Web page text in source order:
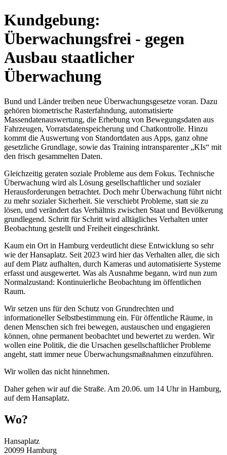
Kundgebung:
Überwachungsfrei - gegen
Ausbau staatlicher
Überwachung
Bund und Länder treiben neue Überwachungsgesetze voran. Dazu
gehören biometrische Rasterfahndung, automatisierte
Massendatenauswertung, die Erhebung von Bewegungsdaten aus
Fahrzeugen, Vorratsdatenspeicherung und Chatkontrolle. Hinzu
kommt die Auswertung von Standortdaten aus Apps, ganz ohne
gesetzliche Grundlage, sowie das Training intransparenter „KIs“ mit
den frisch gesammelten Daten.
Gleichzeitig geraten soziale Probleme aus dem Fokus. Technische
Überwachung wird als Lösung gesellschaftlicher und sozialer
Herausforderungen betrachtet. Doch mehr Überwachung führt nicht
zu mehr sozialer Sicherheit. Sie verschiebt Probleme, statt sie zu
lösen, und verändert das Verhältnis zwischen Staat und Bevölkerung
grundlegend. Schritt für Schritt wird alltägliches Verhalten unter
Beobachtung gestellt und Freiheit eingeschränkt.
Kaum ein Ort in Hamburg verdeutlicht diese Entwicklung so sehr
wie der Hansaplatz. Seit 2023 wird hier das Verhalten aller, die sich
auf dem Platz aufhalten, durch Kameras und automatisierte Systeme
erfasst und ausgewertet. Was als Ausnahme begann, wird nun zum
Normalzustand: Kontinuierliche Beobachtung im öffentlichen
Raum.
Wir setzen uns für den Schutz von Grundrechten und
informationeller Selbstbestimmung ein. Für öffentliche Räume, in
denen Menschen sich frei bewegen, austauschen und engagieren
können, ohne permanent beobachtet und bewertet zu werden. Wir
wollen eine Politik, die die Ursachen gesellschaftlicher Probleme
angeht, statt immer neue Überwachungsmaßnahmen einzuführen.
Wir wollen das nicht hinnehmen.
Daher gehen wir auf die Straße. Am 20.06. um 14 Uhr in Hamburg,
auf dem Hansaplatz.
Wo?
Hansaplatz
20099 Hamburg